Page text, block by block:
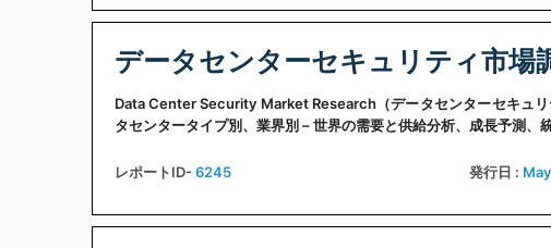
データセンターセキュリティ市場
Data Center Security Market Research（データセンターセキュ
タセンタータイプ別、業界別 – 世界の需要と供給分析、成長予測
レポートID-6245 発行日 :